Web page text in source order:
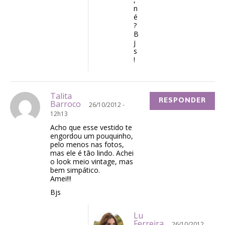
n
é
?
B
j
s
!
Talita
Barroco
26/10/2012 -
12h13
Acho que esse vestido te
engordou um pouquinho,
pelo menos nas fotos,
mas ele é tão lindo. Achei
o look meio vintage, mas
bem simpático.
Amei!!!
Bjs
RESPONDER
Lu